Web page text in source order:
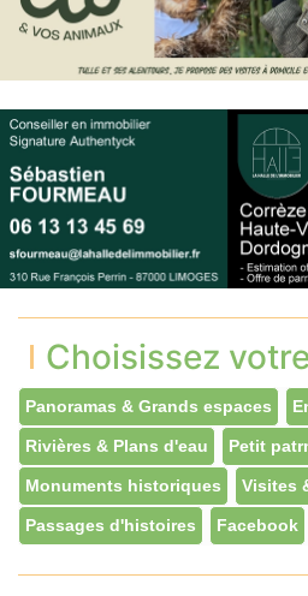
Choisissez
Panoramas & Grands espaces
Rivières & Plans d'eau Petit
Monuments historiques Visites
Passages d'histoires Facebook